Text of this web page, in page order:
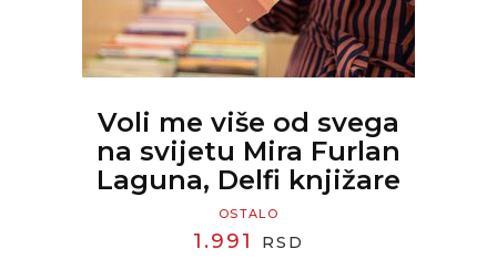
Voli me više od svega
na svijetu Mira Furlan
Laguna, Delfi knjižare
OSTALO
1.991 RSD